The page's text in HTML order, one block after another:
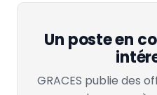
Un poste en
GRACES publie des